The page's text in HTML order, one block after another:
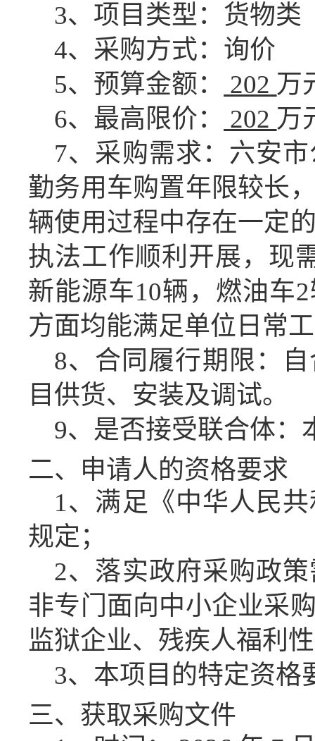
3、项目类型： 货物类
4、采购方式： 询价
5、预算金额：
202 万
6、最高限价：
202 万
7、采购需求：六安
勤务用车购置年限较长
辆使用过程中存在一定
执法工作顺利开展，现
新能源车10辆，燃油车
方面均能满足单位日常
8、合同履行期限：
目供货、安装及调试。
9、是否接受联合体：
二、申请人的资格要求
1、满足《中华人民
规定；
2、落实政府采购政
非专门面向中小企业采
监狱企业、残疾人福利
3、本项目的特定资格
三、获取采购文件